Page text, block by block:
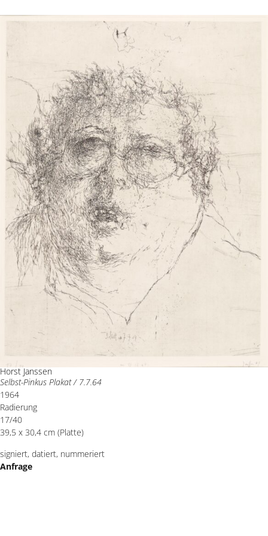
Horst Janssen
Selbst-Pinkus Plakat / 7.7.64
1964
Radierung
17/40
39,5 x 30,4 cm (Platte)
signiert, datiert, nummeriert
Anfrage